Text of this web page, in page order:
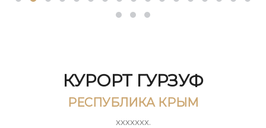
КУРОРТ ГУРЗУФ
РЕСПУБЛИКА КРЫМ
ххххххх.